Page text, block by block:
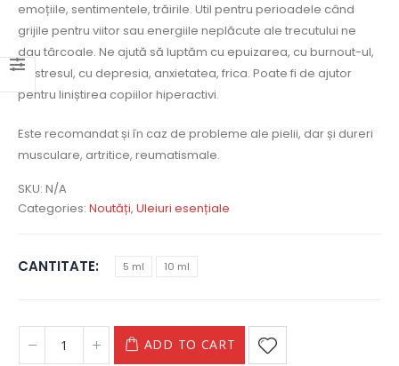
emoțiile, sentimentele, trăirile. Util pentru perioadele când
grijile pentru viitor sau energiile neplăcute ale trecutului ne
dau târcoale. Ne ajută să luptăm cu epuizarea, cu burnout-ul,
cu stresul, cu depresia, anxietatea, frica. Poate fi de ajutor
pentru liniștirea copiilor hiperactivi.
Este recomandat și în caz de probleme ale pielii, dar și dureri
musculare, artritice, reumatismale.
SKU: N/A
Categories: Noutăți, Uleiuri esențiale
CANTITATE 5 ml 10 ml
ADD TO CART